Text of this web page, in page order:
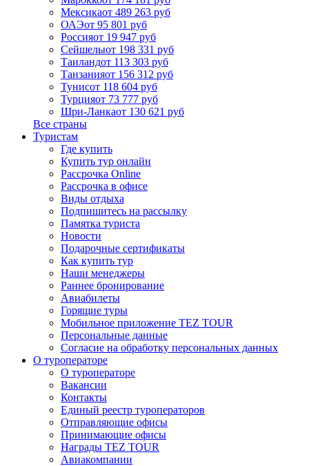
Мексикаот 489 263 руб
ОАЭот 95 801 руб
Россияот 19 947 руб
Сейшелыот 198 331 руб
Таиландот 113 303 руб
Танзанияот 156 312 руб
Тунисот 118 604 руб
Турцияот 73 777 руб
Шри-Ланкаот 130 621 руб
Все страны
Туристам
Где купить
Купить тур онлайн
Рассрочка Online
Рассрочка в офисе
Виды отдыха
Подпишитесь на рассылку
Памятка туриста
Новости
Подарочные сертификаты
Как купить тур
Наши менеджеры
Раннее бронирование
Авиабилеты
Горящие туры
Мобильное приложение TEZ TOUR
Персональные данные
Согласие на обработку персональных данных
О туроператоре
О туроператоре
Вакансии
Контакты
Единый реестр туроператоров
Отправляющие офисы
Принимающие офисы
Награды TEZ TOUR
Авиакомпании